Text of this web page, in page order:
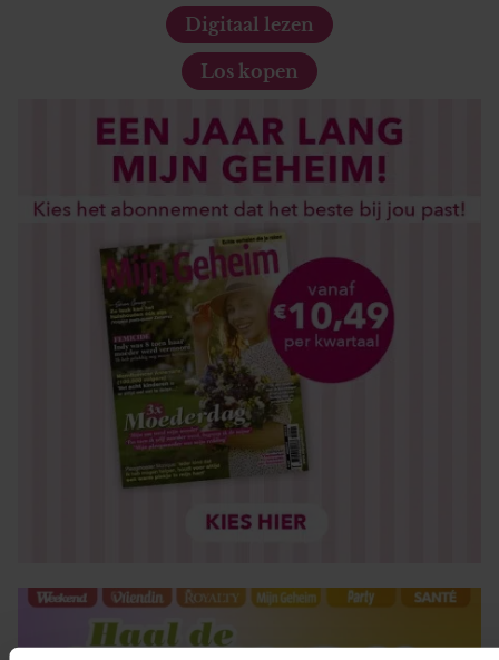
Digitaal lezen
Los kopen